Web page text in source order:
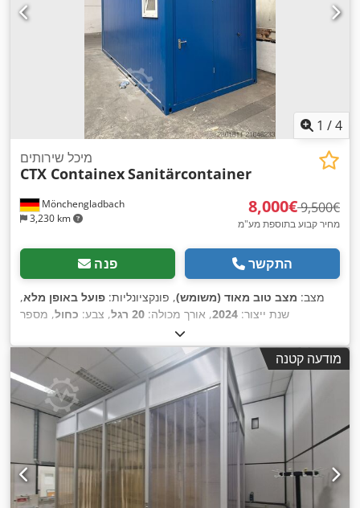
1 /4
Mönchengladbach
3,230 km
מיכל שירותים
CTX ContainexSanitärcontainer
‏8,000 ‏€ ‏9,500 ‏€
מחיר קבוע בתוספת מע"מ
פנה התקשר
מצב: מצב טוב מאוד (משומש), פונקציונליות: פועל באופן מלא,
שנת ייצור: 2024, אורך מכולה: 20 רגל , צבע: כחול, מספר
חדר אמבטיה, מים חמים, מקלחת,
תאורה,
מודעה קטנה